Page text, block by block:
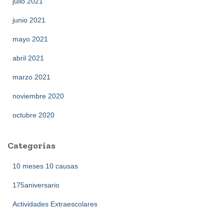
junio 2021
mayo 2021
abril 2021
marzo 2021
noviembre 2020
octubre 2020
Categorías
10 meses 10 causas
175aniversario
Actividades Extraescolares